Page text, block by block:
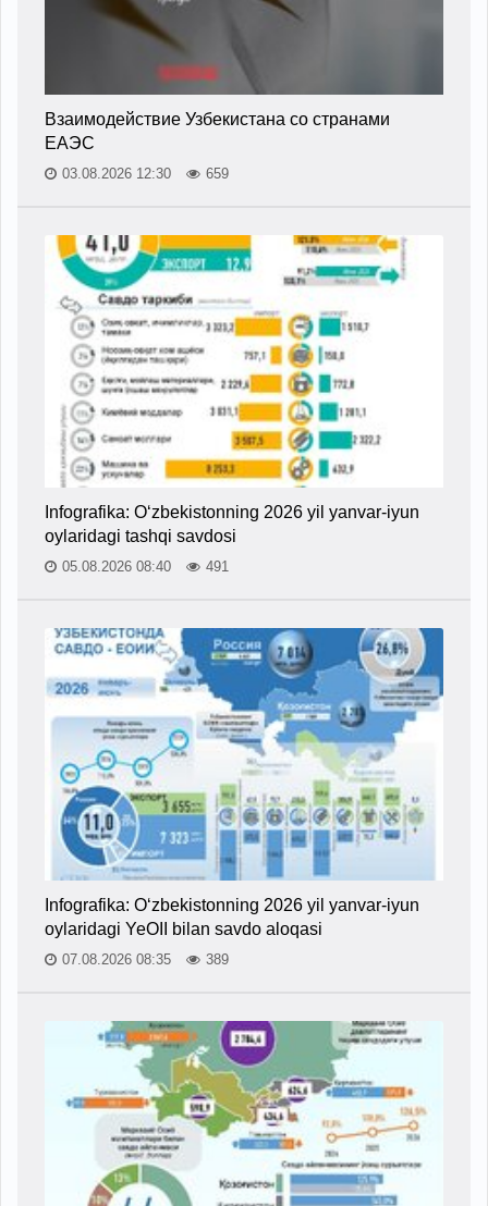
Взаимодействие Узбекистана со странами
ЕАЭС
03.08.2026 12:30 659
Infografika: O‘zbekistonning 2026 yil yanvar-iyun
oylaridagi tashqi savdosi
05.08.2026 08:40 491
Infografika: O‘zbekistonning 2026 yil yanvar-iyun
oylaridagi YeOII bilan savdo aloqasi
07.08.2026 08:35 389